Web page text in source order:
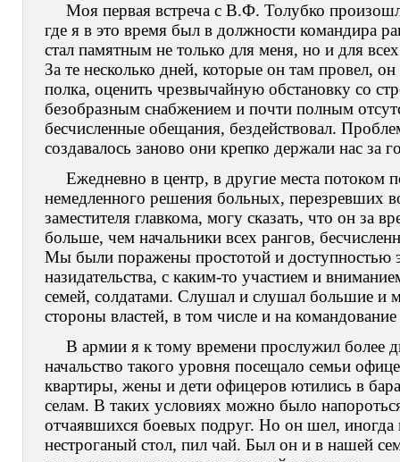
Моя первая встреча с В.Ф. Толубко
где я в это время был в должности командира
стал памятным не только для меня, но и для
За те несколько дней, которые он там провел,
полка, оценить чрезвычайную обстановку со
безобразным снабжением и почти полным
бесчисленные обещания, бездействовал.
создавалось заново они крепко держали нас за
Ежедневно в центр, в другие места
немедленного решения больных, перезревших
заместителя главкома, могу сказать, что он за
больше, чем начальники всех рангов,
Мы были поражены простотой и доступностью
назидательства, с каким-то участием и
семей, солдатами. Слушал и слушал большие и
стороны властей, в том числе и на
В армии я к тому времени прослужил более
начальство такого уровня посещало семьи
квартиры, жены и дети офицеров ютились в
селам. В таких условиях можно было
отчаявшихся боевых подруг. Но он шел, иногда
нестроганый стол, пил чай. Был он и в нашей